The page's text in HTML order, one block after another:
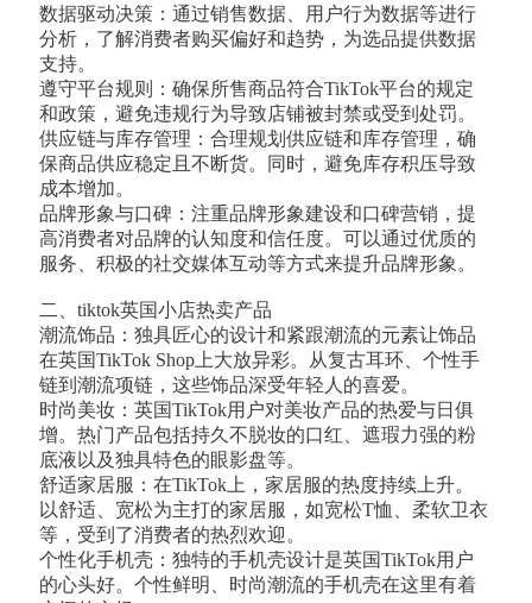
数据驱动决策：通过销售数据、用户行为数据等进行
分析，了解消费者购买偏好和趋势，为选品提供数据
支持。
遵守平台规则：确保所售商品符合TikTok平台的规定
和政策，避免违规行为导致店铺被封禁或受到处罚。
供应链与库存管理：合理规划供应链和库存管理，确
保商品供应稳定且不断货。同时，避免库存积压导致
成本增加。
品牌形象与口碑：注重品牌形象建设和口碑营销，提
高消费者对品牌的认知度和信任度。可以通过优质的
服务、积极的社交媒体互动等方式来提升品牌形象。
二、tiktok英国小店热卖产品
潮流饰品：独具匠心的设计和紧跟潮流的元素让饰品
在英国TikTok Shop上大放异彩。从复古耳环、个性手
链到潮流项链，这些饰品深受年轻人的喜爱。
时尚美妆：英国TikTok用户对美妆产品的热爱与日俱
增。热门产品包括持久不脱妆的口红、遮瑕力强的粉
底液以及独具特色的眼影盘等。
舒适家居服：在TikTok上，家居服的热度持续上升。
以舒适、宽松为主打的家居服，如宽松T恤、柔软卫衣
等，受到了消费者的热烈欢迎。
个性化手机壳：独特的手机壳设计是英国TikTok用户
的心头好。个性鲜明、时尚潮流的手机壳在这里有着